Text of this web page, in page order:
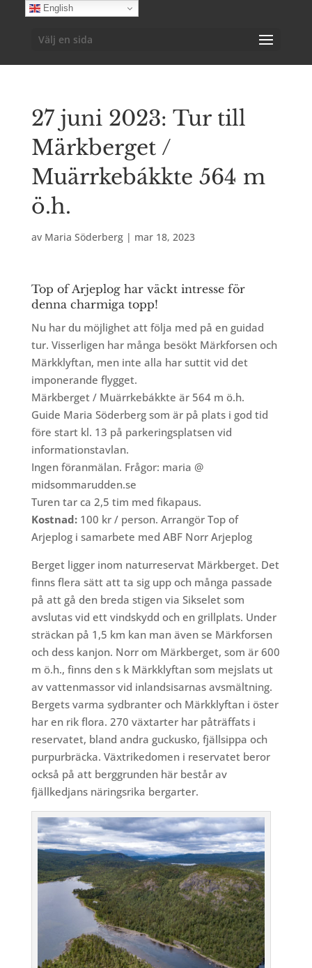
Välj en sida
27 juni 2023: Tur till
Märkberget /
Muärrkebákkte 564 m
ö.h.
av Maria Söderberg| mar 18, 2023
Top of Arjeplog har väckt intresse för
denna charmiga topp!
Nu har du möjlighet att följa med på en guidad
tur. Visserligen har många besökt Märkforsen och
Märkklyftan, men inte alla har suttit vid det
imponerande flygget.
Märkberget / Muärrkebákkte är 564 m ö.h.
Guide Maria Söderberg som är på plats i god tid
före start kl. 13 på parkeringsplatsen vid
informationstavlan.
Ingen föranmälan. Frågor: maria @
midsommarudden.se
Turen tar ca 2,5 tim med fikapaus.
Kostnad:100 kr / person. Arrangör Top of
Arjeplog i samarbete med ABF Norr Arjeplog
Berget ligger inom naturreservat Märkberget. Det
finns flera sätt att ta sig upp och många passade
på att gå den breda stigen via Sikselet som
avslutas vid ett vindskydd och en grillplats. Under
sträckan på 1,5 km kan man även se Märkforsen
och dess kanjon. Norr om Märkberget, som är 600
m ö.h., finns den s k Märkklyftan som mejslats ut
av vattenmassor vid inlandsisarnas avsmältning.
Bergets varma sydbranter och Märkklyftan i öster
har en rik flora. 270 växtarter har påträffats i
reservatet, bland andra guckusko, fjällsippa och
purpurbräcka. Växtrikedomen i reservatet beror
också på att berggrunden här består av
fjällkedjans näringsrika bergarter.
English